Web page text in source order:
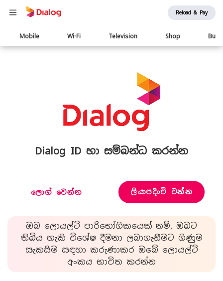
Reload & Pay
Main
navigation
Mobile Wi-Fi Television Shop
Dialog ID හා සම්බන්ධ කරන්න
ලොග් වෙන්න ලියාපදිංචි වන්න
ඔබ ලොයල්ටි පාරිභෝගිකයෙක් නම්, ඔබට
තිබිය හැකි විශේෂ දීමනා ලබාගැනීමට ගිණුම
සැකසීම සඳහා කරුණාකර ඔබේ ලොයල්ටි
අංකය භාවිත කරන්න